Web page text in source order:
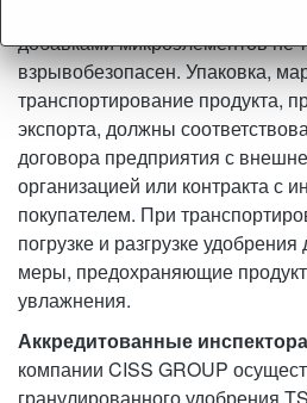
добавками микроэлементов не
взрывобезопасен. Упаковка,
транспортирование продукта,
экспорта, должны
договора предприятия с
организацией или контракта с
покупателем. При
погрузке и разгрузке
меры, предохраняющие продукт
увлажнения.
Аккредитованные
компании CISS GROUP
гранулированного удобрения